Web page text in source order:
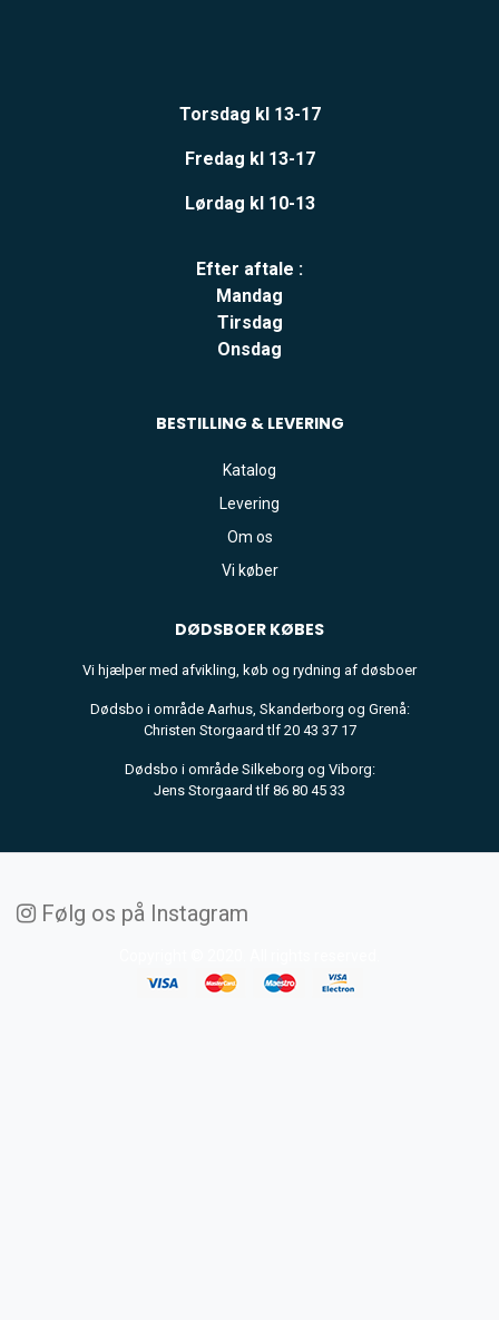
Torsdag kl 13-17
Fredag kl 13-17
Lørdag kl 10-13
Efter aftale :
Mandag
Tirsdag
Onsdag
BESTILLING & LEVERING
Katalog
Levering
Om os
Vi køber
DØDSBOER KØBES
Vi hjælper med afvikling, køb og rydning af døsboer
Dødsbo i område Aarhus, Skanderborg og Grenå:
Christen Storgaard tlf 20 43 37 17
Dødsbo i område Silkeborg og Viborg:
Jens Storgaard tlf 86 80 45 33
Følg os på Instagram